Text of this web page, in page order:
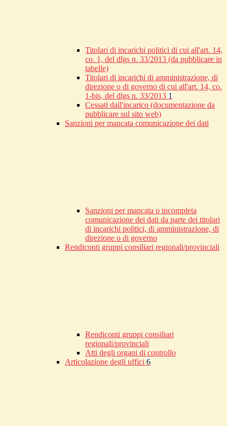
Titolari di incarichi politici di cui all'art. 14,
co. 1, del dlgs n. 33/2013 (da pubblicare in
tabelle)
Titolari di incarichi di amministrazione, di
direzione o di governo di cui all'art. 14, co.
1-bis, del dlgs n. 33/2013 1
Cessati dall'incarico (documentazione da
pubblicare sul sito web)
Sanzioni per mancata comunicazione dei dati
Sanzioni per mancata o incompleta
comunicazione dei dati da parte dei titolari
di incarichi politici, di amministrazione, di
direzione o di governo
Rendiconti gruppi consiliari regionali/provinciali
Rendiconti gruppi consiliari
regionali/provinciali
Atti degli organi di controllo
Articolazione degli uffici 6